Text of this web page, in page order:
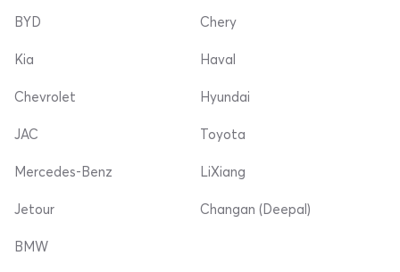
BYD
Kia
Chevrolet
Chery
Haval
Hyundai
JAC
Mercedes-Benz
Jetour
Toyota
LiXiang
Changan (Deepal)
BMW